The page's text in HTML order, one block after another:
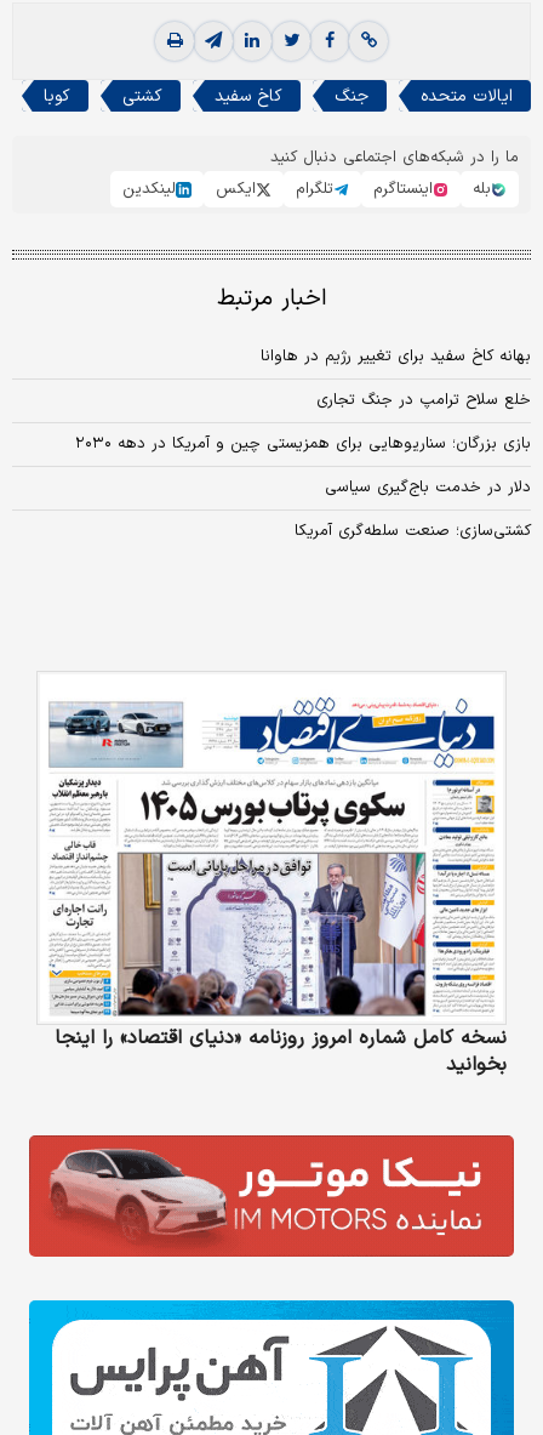
ایالات متحده جنگ کاخ سفید کشتی کوبا
ما را در شبکه‌های اجتماعی دنبال کنید
بله
اینستاگرم تلگرام ایکس لینکدین
اخبار مرتبط
بهانه کاخ سفید برای تغییر رژیم در‌ هاوانا
خلع سلاح ترامپ در جنگ تجاری
بازی بزرگان؛ سناریوهایی برای همزیستی چین و آمریکا در دهه‌ ۲۰۳۰
دلار در خدمت باج‌گیری سیاسی
کشتی‌سازی؛ صنعت سلطه‌گری آمریکا
نسخه کامل شماره امروز روزنامه «دنیای‌ اقتصاد» را اینجا
بخوانید